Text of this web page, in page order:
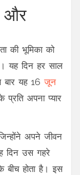
और
की भूमिका को
यह दिन हर साल
बार यह 16जून
अपना प्यार
अपने जीवन
दिन उस गहरे
होता है। इस